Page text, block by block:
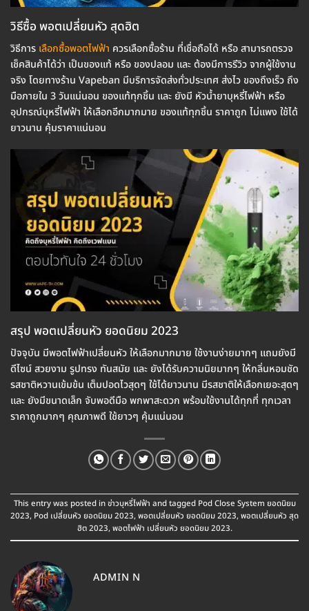
วิธีซื้อ พอตเปลี่ยนหัว สุดฮิต
วิธีการ เลือกซื้อพอตไฟฟ้า ควรเลือกซื้อร้าน ที่เชื่อถือได้ หรือ สามารถตรวจ
เช็คสินค้าได้ว่า เป็นของแท้ หรือ ของปลอม และ ต้องมีการรีวิว จากผู้ใช้งาน
จริง โดยทางร้าน Vapeban มีบริการจัดส่งทั่วประเทศ ส่งไว ของถึงเร็ว ถึง
มือภายใน 3 วันแน่นอน ของแท้ทุกชิ้น และ ยังมี หัวน้ำยาบุหรี่ไฟฟ้า หรือ
อุปกรณ์บุหรี่ไฟฟ้า ให้เลือกอีกมากมาย ของแท้ทุกชิ้น ราคาถูก ไม่แพง ใช้ได้
ยาวนาน คุ้มราคาแน่นอน
สรุป พอตเปลี่ยนหัว ยอดนิยม 2023
ปัจจุบัน มีพอตไฟฟ้าเปลี่ยนหัว ให้เลือกมากมาย ใช้งานง่ายมากๆ แถมยังมี
ดีไซน์ สวยงาม รูปทรง ทันสมัย และ ยังได้รับความนิยมากๆ ให้กลิ่นหอมชัด
รสชาติหวานเข้มข้น เต็มปอดไวสุดๆ ใช้ได้ยาวนาน มีรสชาติให้เลือกเยอะสุดๆ
และ ยังมีขนาดเล็ก จับพอดีมือ พกพาสะดวก พร้อมใช้งานได้ทุกที่ ทุกเวลา
ราคาถูกมากๆ คุณภาพดี ใช้ยาวๆ คุ้มแน่นอน
This entry was posted inข่าวบุหรี่ไฟฟ้า and tagged Pod Close System ยอดนิยม
2023, Pod เปลี่ยนหัว ยอดนิยม 2023, พอตเปลี่ยนหัว ยอดนิยม 2023, พอตเปลี่ยนหัว สุด
ฮิต 2023, พอตไฟฟ้า เปลี่ยนหัว ยอดนิยม 2023.
ADMIN N